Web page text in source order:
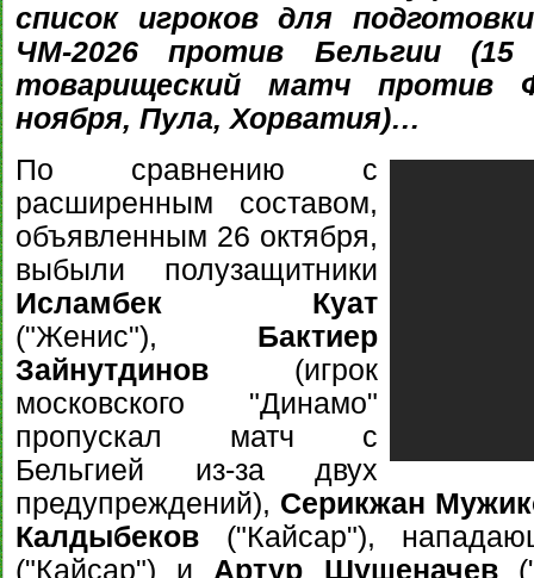
список игроков для
ЧМ-2026 против Бельгии
товарищеский матч против
ноября, Пула, Хорватия)…
По сравнению с
расширенным составом,
объявленным 26 октября,
выбыли полузащитники
Исламбек Куат
("Женис"), Бактиер
Зайнутдинов (игрок
московского "Динамо"
пропускал матч с
Бельгией из-за двух
предупреждений), Серикжан
Калдыбеков ("Кайсар"),
("Кайсар") и Артур Шушеначев